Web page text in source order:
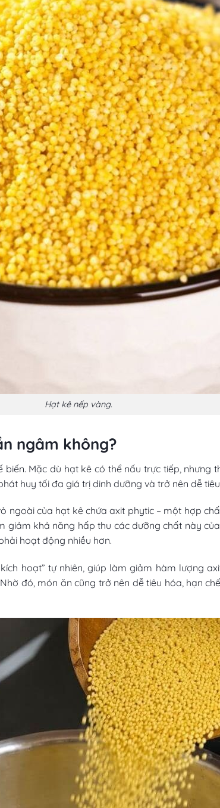
Hạt kê nếp vàng.
ngâm không?
Mặc dù hạt kê có thể nấu trực tiếp, nhưng
huy tối đa giá trị dinh dưỡng và trở nên dễ
ngoài của hạt kê chứa axit phytic – một hợp
giảm khả năng hấp thu các dưỡng chất này
hoạt động nhiều hơn.
hoạt” tự nhiên, giúp làm giảm hàm lượng
đó, món ăn cũng trở nên dễ tiêu hóa, hạn